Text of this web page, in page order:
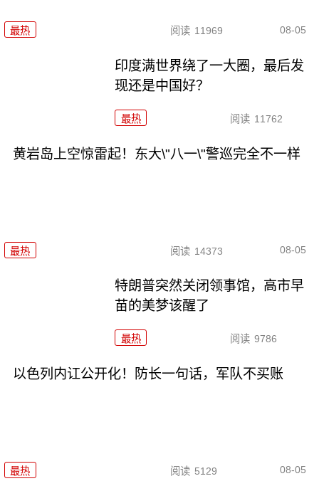
最热 阅读 11969 08-05
印度满世界绕了一大圈，最后发
现还是中国好？
最热 阅读 11762
黄岩岛上空惊雷起！东大\"八一\"警巡完全不一样
最热 阅读 14373 08-05
特朗普突然关闭领事馆，高市早
苗的美梦该醒了
最热 阅读 9786
以色列内讧公开化！防长一句话，军队不买账
最热 阅读 5129 08-05